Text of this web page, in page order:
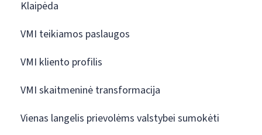
Klaipėda
VMI teikiamos paslaugos
VMI kliento profilis
VMI skaitmeninė transformacija
Vienas langelis prievolėms valstybei sumokėti